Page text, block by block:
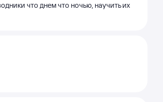
что днем что ночью, научить их